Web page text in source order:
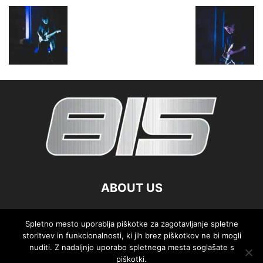
ABOUT US
FOLLOW US
Spletno mesto uporablja piškotke za zagotavljanje spletne
storitvev in funkcionalnosti, ki jih brez piškotkov ne bi mogli
nuditi. Z nadaljnjo uporabo spletnega mesta soglašate s
piškotki.